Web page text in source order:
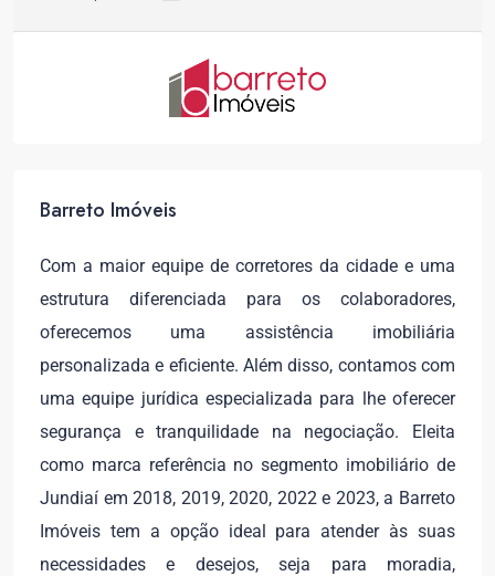
Barreto Imóveis
Com a maior equipe de corretores da cidade e uma
estrutura diferenciada para os colaboradores,
oferecemos uma assistência imobiliária
personalizada e eficiente. Além disso, contamos com
uma equipe jurídica especializada para lhe oferecer
segurança e tranquilidade na negociação. Eleita
como marca referência no segmento imobiliário de
Jundiaí em 2018, 2019, 2020, 2022 e 2023, a Barreto
Imóveis tem a opção ideal para atender às suas
necessidades e desejos, seja para moradia,